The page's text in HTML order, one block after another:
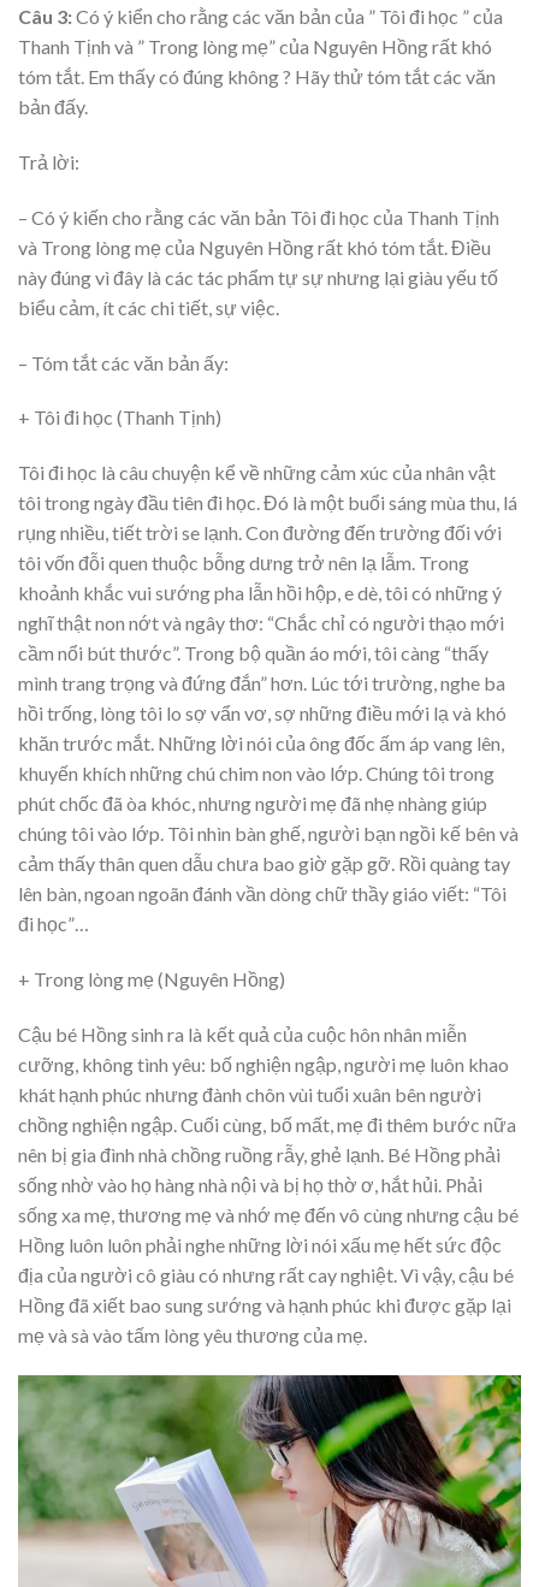
Câu 3:Có ý kiển cho rằng các văn bản của ” Tôi đi học ” của
Thanh Tịnh và ” Trong lòng mẹ” của Nguyên Hồng rất khó
tóm tắt. Em thấy có đúng không ? Hãy thử tóm tắt các văn
bản đấy.
Trả lời:
– Có ý kiến cho rằng các văn bản Tôi đi học của Thanh Tịnh
và Trong lòng mẹ của Nguyên Hồng rất khó tóm tắt. Điều
này đúng vì đây là các tác phẩm tự sự nhưng lại giàu yếu tố
biểu cảm, ít các chi tiết, sự việc.
– Tóm tắt các văn bản ấy:
+ Tôi đi học (Thanh Tịnh)
Tôi đi học là câu chuyện kể về những cảm xúc của nhân vật
tôi trong ngày đầu tiên đi học. Đó là một buổi sáng mùa thu, lá
rụng nhiều, tiết trời se lạnh. Con đường đến trường đối với
tôi vốn đỗi quen thuộc bỗng dưng trở nên lạ lẫm. Trong
khoảnh khắc vui sướng pha lẫn hồi hộp, e dè, tôi có những ý
nghĩ thật non nớt và ngây thơ: “Chắc chỉ có người thạo mới
cầm nổi bút thước”. Trong bộ quần áo mới, tôi càng “thấy
mình trang trọng và đứng đắn” hơn. Lúc tới trường, nghe ba
hồi trống, lòng tôi lo sợ vẩn vơ, sợ những điều mới lạ và khó
khăn trước mắt. Những lời nói của ông đốc ấm áp vang lên,
khuyến khích những chú chim non vào lớp. Chúng tôi trong
phút chốc đã òa khóc, nhưng người mẹ đã nhẹ nhàng giúp
chúng tôi vào lớp. Tôi nhìn bàn ghế, người bạn ngồi kế bên và
cảm thấy thân quen dẫu chưa bao giờ gặp gỡ. Rồi quàng tay
lên bàn, ngoan ngoãn đánh vần dòng chữ thầy giáo viết: “Tôi
đi học”…
+ Trong lòng mẹ (Nguyên Hồng)
Cậu bé Hồng sinh ra là kết quả của cuộc hôn nhân miễn
cưỡng, không tình yêu: bố nghiện ngập, người mẹ luôn khao
khát hạnh phúc nhưng đành chôn vùi tuổi xuân bên người
chồng nghiện ngập. Cuối cùng, bố mất, mẹ đi thêm bước nữa
nên bị gia đình nhà chồng ruồng rẫy, ghẻ lạnh. Bé Hồng phải
sống nhờ vào họ hàng nhà nội và bị họ thờ ơ, hắt hủi. Phải
sống xa mẹ, thương mẹ và nhớ mẹ đến vô cùng nhưng cậu bé
Hồng luôn luôn phải nghe những lời nói xấu mẹ hết sức độc
địa của người cô giàu có nhưng rất cay nghiệt. Vì vậy, cậu bé
Hồng đã xiết bao sung sướng và hạnh phúc khi được gặp lại
mẹ và sà vào tấm lòng yêu thương của mẹ.